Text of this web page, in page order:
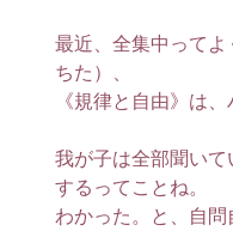
最近、全集中って
ちた）、
《規律と自由》は
我が子は全部聞い
するってことね。
わかった。と、自問